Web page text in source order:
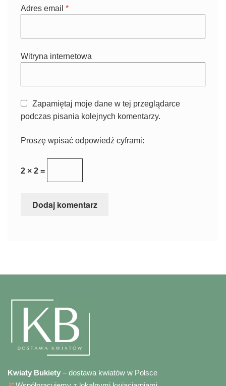
Adres email *
Witryna internetowa
Zapamiętaj moje dane w tej przeglądarce
podczas pisania kolejnych komentarzy.
Proszę wpisać odpowiedź cyframi:
2 × 2 =
Kwiaty Bukiety – dostawa kwiatów w Polsce